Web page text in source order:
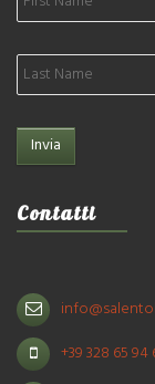
Contatti
+39 328 65 94